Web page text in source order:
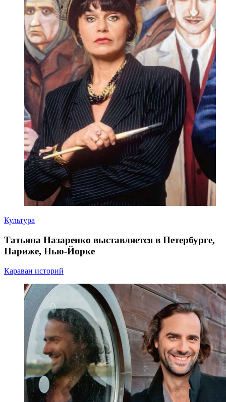
Культура
Татьяна Назаренко выставляется в Петербурге,
Париже, Нью-Йорке
Караван историй